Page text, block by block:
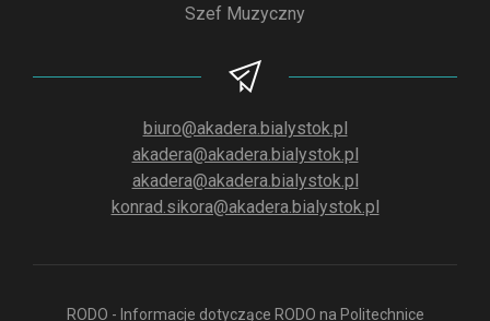
Szef Muzyczny
biuro@akadera.bialystok.pl
akadera@akadera.bialystok.pl
akadera@akadera.bialystok.pl
konrad.sikora@akadera.bialystok.pl
RODO - Informacje dotyczące RODO na Politechnice